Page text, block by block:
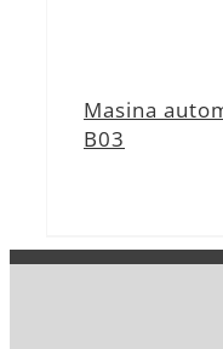
Masina
B03